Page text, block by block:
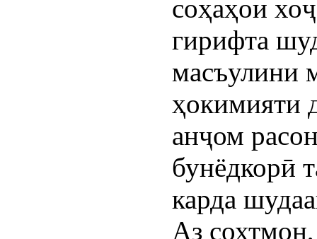
соҳаҳои
гирифта
масъулини
ҳокимияти
анҷом
бунёдкорӣ
карда
Аз сохтмон,